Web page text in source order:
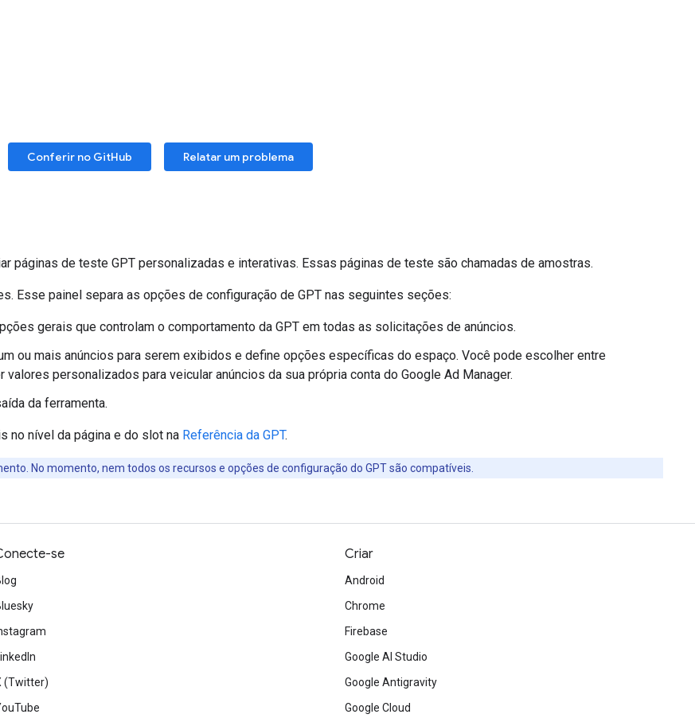
Conferir no GitHub Relatar um problema
páginas de teste GPT personalizadas e interativas. Essas páginas de teste são chamadas de amostras.
Esse painel separa as opções de configuração de GPT nas seguintes seções:
gerais que controlam o comportamento da GPT em todas as solicitações de anúncios.
ou mais anúncios para serem exibidos e define opções específicas do espaço. Você pode escolher entre
personalizados para veicular anúncios da sua própria conta do Google Ad Manager.
da ferramenta.
no nível da página e do slot na Referência da GPT.
No momento, nem todos os recursos e opções de configuração do GPT são compatíveis.
se
(Twitter)
Criar
Android
Chrome
Firebase
Google AI Studio
Google Antigravity
Google Cloud